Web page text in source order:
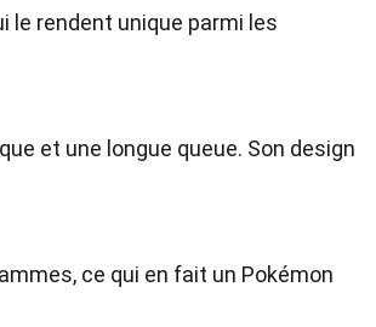
rendent unique parmi les
et une longue queue. Son design
ce qui en fait un Pokémon